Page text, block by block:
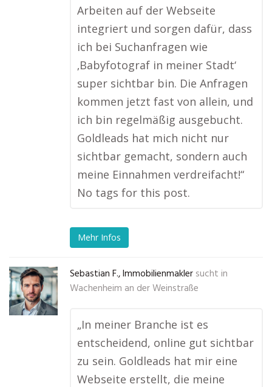
Arbeiten auf der Webseite
integriert und sorgen dafür, dass
ich bei Suchanfragen wie
‚Babyfotograf in meiner Stadt‘
super sichtbar bin. Die Anfragen
kommen jetzt fast von allein, und
ich bin regelmäßig ausgebucht.
Goldleads hat mich nicht nur
sichtbar gemacht, sondern auch
meine Einnahmen verdreifacht!“
No tags for this post.
Mehr Infos
Sebastian F., Immobilienmakler sucht in
Wachenheim an der Weinstraße
„In meiner Branche ist es
entscheidend, online gut sichtbar
zu sein. Goldleads hat mir eine
Webseite erstellt, die meine